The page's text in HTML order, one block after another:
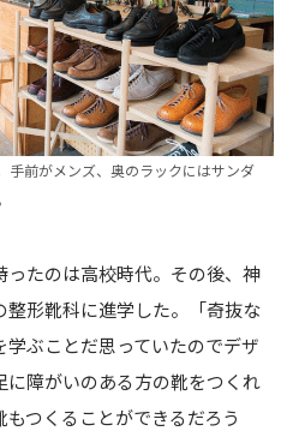
手前がメンズ、奥のラックにはサンダ
たのは高校時代。その後、神
形靴科に進学した。「奇抜な
ぶことだ思っていたのでデザ
障がいのある方の靴をつくれ
つくることができるだろう